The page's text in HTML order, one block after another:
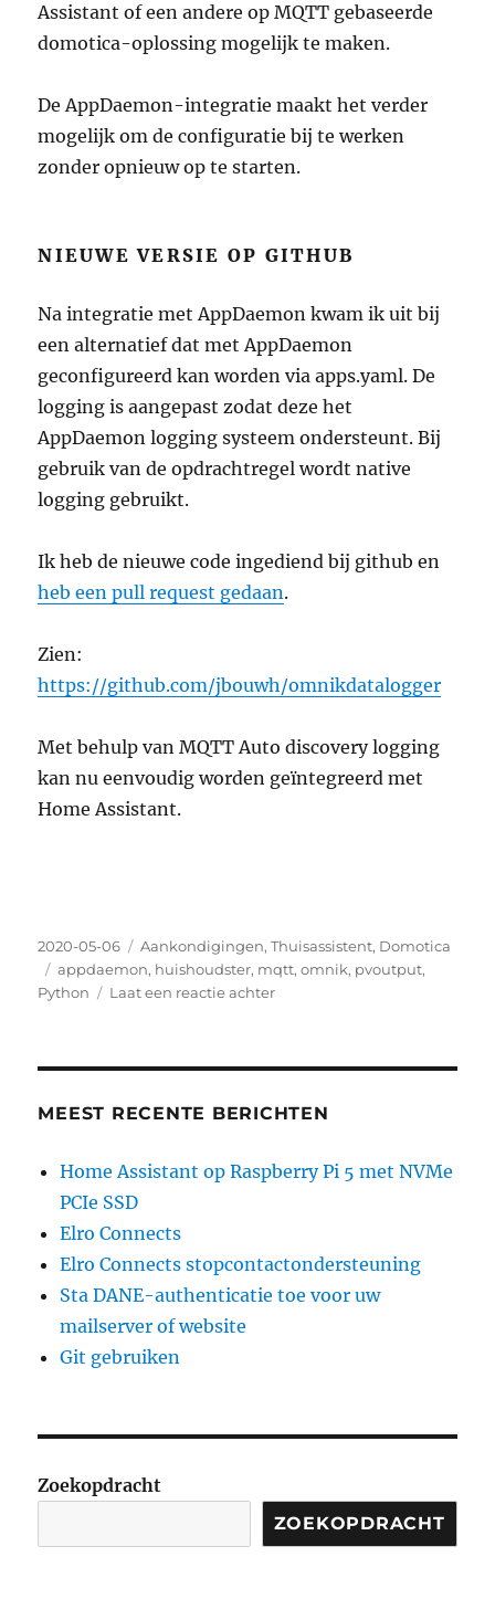
Assistant of een andere op MQTT gebaseerde
domotica-oplossing mogelijk te maken.
De AppDaemon-integratie maakt het verder
mogelijk om de configuratie bij te werken
zonder opnieuw op te starten.
NIEUWE VERSIE OP GITHUB
Na integratie met AppDaemon kwam ik uit bij
een alternatief dat met AppDaemon
geconfigureerd kan worden via apps.yaml. De
logging is aangepast zodat deze het
AppDaemon logging systeem ondersteunt. Bij
gebruik van de opdrachtregel wordt native
logging gebruikt.
Ik heb de nieuwe code ingediend bij github en
heb een pull request gedaan.
Zien:
https://github.com/jbouwh/omnikdatalogger
Met behulp van MQTT Auto discovery logging
kan nu eenvoudig worden geïntegreerd met
Home Assistant.
Geplaatst
op
2020-05-06 Categorieën
Aankondigingen,Thuisassistent, Domotica
Labels
appdaemon, huishoudster, mqtt,omnik, pvoutput,
Python
Laat een reactie achterop
MEEST RECENTE BERICHTEN
Home Assistant op Raspberry Pi 5 met NVMe
PCIe SSD
Elro Connects
Elro Connects stopcontactondersteuning
Sta DANE-authenticatie toe voor uw
mailserver of website
Git gebruiken
Zoekopdracht
ZOEKOPDRACHT